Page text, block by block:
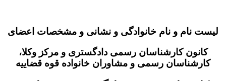
لیست نام و نام خانوادگی و نشانی و مشخصات اعضای
کانون کارشناسان رسمی دادگستری و مرکز وکلا،
کارشناسان رسمی و مشاوران خانواده قوه قضاییه